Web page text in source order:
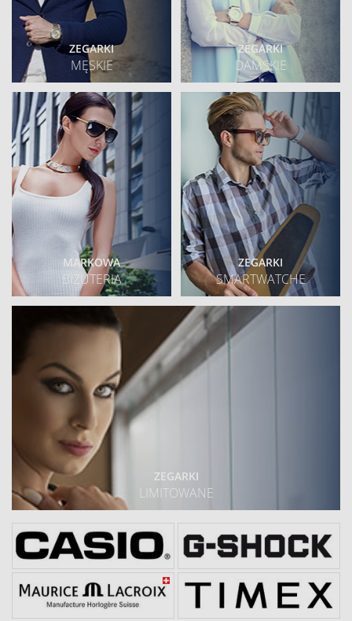
ZEGARKI
MĘSKIE
ZEGARKI
DAMSKIE
MARKOWA
BIZUTERIA
ZEGARKI
SMARTWATCHE
ZEGARKI
LIMITOWANE